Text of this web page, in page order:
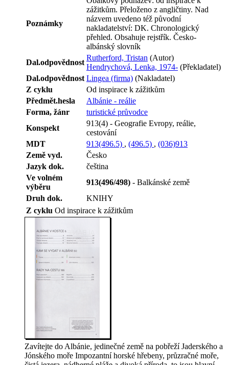
Poznámky
zážitkům. Přeloženo z angličtiny. Nad
názvem uvedeno též původní
nakladatelství: DK. Chronologický
přehled. Obsahuje rejstřík. Česko-
albánský slovník
Dal.odpovědnost
Rutherford, Tristan (Autor)
Hendrychová, Lenka, 1974- (Překladatel)
Dal.odpovědnost Lingea (firma) (Nakladatel)
Z cyklu
Od inspirace k zážitkům
Předmět.hesla
Albánie - reálie
Forma, žánr
turistické průvodce
Konspekt
913(4) - Geografie Evropy, reálie,
cestování
MDT
913(496.5) , (496.5) , (036)913
Země vyd.
Česko
Jazyk dok.
čeština
Ve volném
výběru
913(496/498) - Balkánské země
Druh dok.
KNIHY
Z cyklu Od inspirace k zážitkům
Zavítejte do Albánie, jedinečné země na pobřeží Jaderského a
Jónského moře Impozantní horské hřebeny, průzračné moře,